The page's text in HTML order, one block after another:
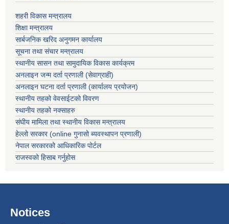
शहरी विकास मन्त्रालय
शिक्षा मन्त्रालय
सार्बजनिक खरिद अनुगमन कार्यालय
सूचना तथा संचार मन्त्रालय
स्थानीय सासन तथा सामुदायिक विकास कार्यक्रम
अनलाइन जन्म दर्ता प्रणाली (सेवाग्राही)
अनलाइन घटना दर्ता प्रणाली (कार्यालय प्रयोजन)
स्थानीय तहको वेवसाईटको विवरण
स्थानीय तहको नक्साहरु
संघीय मामिला तथा स्थानीय विकास मन्त्रालय
हेल्लो सरकार (online गुनासो ब्यवस्थापन प्रणाली)
नेपाल सरकारको आधिकारिक पोर्टल
राजस्वको हिसाब गर्नुहोस
Notices